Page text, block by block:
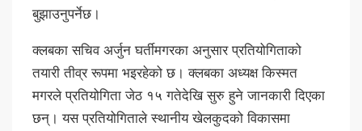
बुझाउनुपर्नेछ।
क्लबका सचिव अर्जुन घर्तीमगरका अनुसार प्रतियोगिताको
तयारी तीव्र रूपमा भइरहेको छ। क्लबका अध्यक्ष किस्मत
मगरले प्रतियोगिता जेठ १५ गतेदेखि सुरु हुने जानकारी दिएका
छन्। यस प्रतियोगिताले स्थानीय खेलकुदको विकासमा